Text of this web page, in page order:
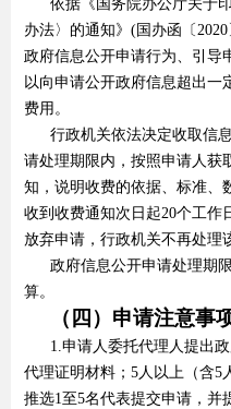
依据《国务院办公厅关于印
办法〉的通知》(国办函〔
政府信息公开申请行为、引导
以向申请公开政府信息超出一
费用。
行政机关依法决定收取信息
请处理期限内，按照申请人获
知，说明收费的依据、标准、
收到收费通知次日起20个工作
放弃申请，行政机关不再处理
政府信息公开申请处理期限
算。
（四）申请注意事
1.申请人委托代理人提出政
代理证明材料；5人以上（含5
推选1至5名代表提交申请，并